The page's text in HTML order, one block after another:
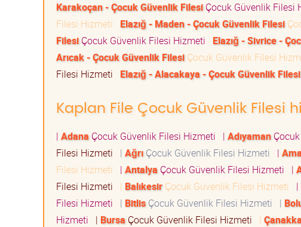
Karakoçan - Çocuk Güvenlik FilesiÇocuk Güvenlik Filesi
Filesi Hizmeti
Elazığ - Maden - Çocuk Güvenlik Filesi
FilesiÇocuk Güvenlik Filesi Hizmeti Elazığ - Sivrice -
Arıcak - Çocuk Güvenlik FilesiÇocuk Güvenlik Filesi
Filesi Hizmeti
Elazığ - Alacakaya - Çocuk Güvenlik Filesi
Kaplan File Çocuk Güvenlik Filesi
| Adana Çocuk Güvenlik Filesi Hizmeti | AdıyamanÇocuk
Filesi Hizmeti
| AğrıÇocuk Güvenlik Filesi Hizmeti |
Filesi Hizmeti
| Antalya Çocuk Güvenlik Filesi Hizmeti |
Filesi Hizmeti
| Balıkesir Çocuk Güvenlik Filesi Hizmeti |
Filesi Hizmeti
| BitlisÇocuk Güvenlik Filesi Hizmeti |
Hizmeti
| Bursa Çocuk Güvenlik Filesi Hizmeti |